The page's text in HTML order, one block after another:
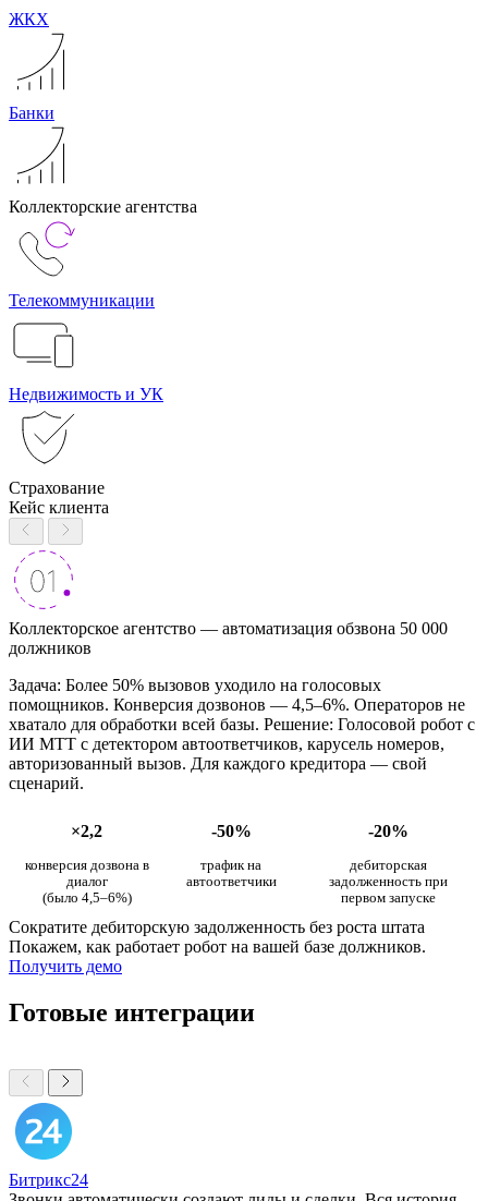
ЖКХ
Банки
Коллекторские агентства
Телекоммуникации
Недвижимость и УК
Страхование
Кейс клиента
Коллекторское агентство — автоматизация обзвона 50 000
должников
Задача: Более 50% вызовов уходило на голосовых
помощников. Конверсия дозвонов — 4,5–6%. Операторов не
хватало для обработки всей базы. Решение: Голосовой робот с
ИИ МТТ с детектором автоответчиков, карусель номеров,
авторизованный вызов. Для каждого кредитора — свой
сценарий.
×2,2 -50% -20%
конверсия дозвона в
диалог
(было 4,5–6%)
трафик на
автоответчики
дебиторская
задолженность при
первом запуске
Сократите дебиторскую задолженность без роста штата
Покажем, как работает робот на вашей базе должников.
Получить демо
Готовые интеграции
Битрикс24